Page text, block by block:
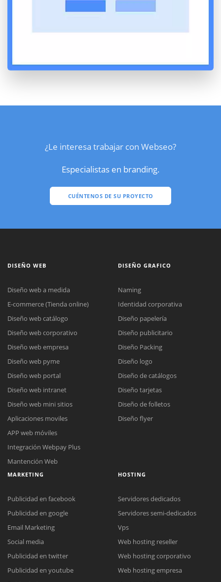
¿Le interesa trabajar con Webseo?
Especialistas en branding.
CUÉNTENOS DE SU PROYECTO
Reunión online
Nuestros ejecutivos le enviarán un correo electrónico con el enlace a
Chat Online
DISEÑO WEB
Diseño web a medida
E-commerce (Tienda online)
Diseño web catálogo
Diseño web corporativo
Diseño web empresa
Diseño web pyme
Diseño web portal
Diseño web intranet
Diseño web mini sitios
Aplicaciones moviles
APP web móviles
Integración Webpay Plus
Mantención Web
DISEÑO GRAFICO
Naming
Identidad corporativa
Diseño papelería
Diseño publicitario
Diseño Packing
Diseño logo
Diseño de catálogos
Diseño tarjetas
Diseño de folletos
Diseño flyer
MARKETING
Publicidad en facebook
Publicidad en google
Email Marketing
Social media
Publicidad en twitter
Publicidad en youtube
HOSTING
Servidores dedicados
Servidores semi-dedicados
Vps
Web hosting reseller
Web hosting corporativo
Web hosting empresa